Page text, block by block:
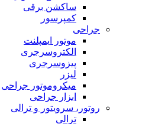
ساکشن برقی
کمپرسور
جراحی
موتور ایمپلنت
الکتروسرجری
پیزوسرجری
لیزر
میکروموتور جراحی
ابزار جراحی
روتور، سرویتور و ترالی
ترالی